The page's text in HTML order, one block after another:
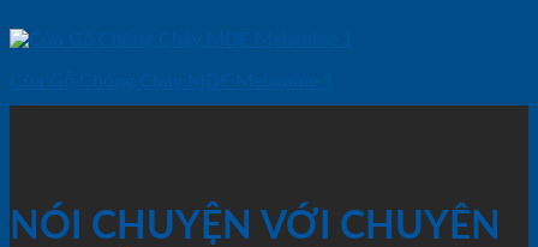
Cửa Gỗ Chống Cháy MDF Melamine 1
NÓI CHUYỆN VỚI CHUYÊN